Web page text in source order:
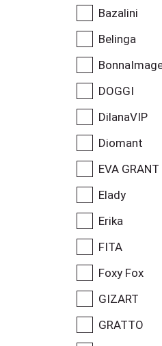
Bazalini
Belinga
DOGGI
DilanaVIP
Diomant
EVA GRANT
Elady
Erika
FITA
Foxy Fox
GIZART
GRATTO